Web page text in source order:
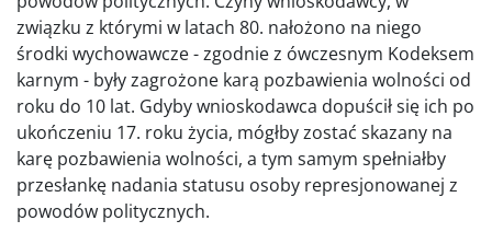
związku z którymi w latach 80. nałożono na niego
środki wychowawcze - zgodnie z ówczesnym Kodeksem
karnym - były zagrożone karą pozbawienia wolności od
roku do 10 lat. Gdyby wnioskodawca dopuścił się ich po
ukończeniu 17. roku życia, mógłby zostać skazany na
karę pozbawienia wolności, a tym samym spełniałby
przesłankę nadania statusu osoby represjonowanej z
powodów politycznych.